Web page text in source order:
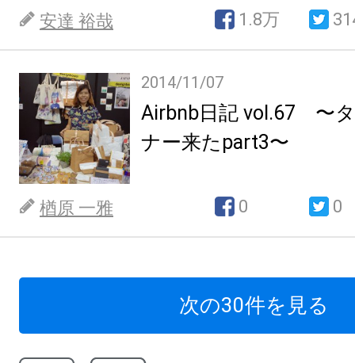
安達 裕哉 1.8万
2014/11/07
Airbnb日記 vol.67 〜
ナー来たpart3〜
楢原 一雅 0 0
次の30件を見る